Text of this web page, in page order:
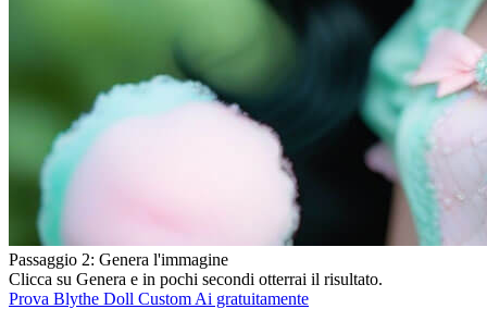
Passaggio 2: Genera l'immagine
Clicca su Genera e in pochi secondi otterrai il risultato.
Prova Blythe Doll Custom Ai gratuitamente